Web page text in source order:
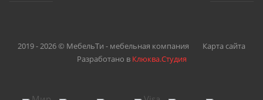
2019 - 2026 © МебельТи - мебельная компания
Карта сайта
Разработано в Клюква.Студия